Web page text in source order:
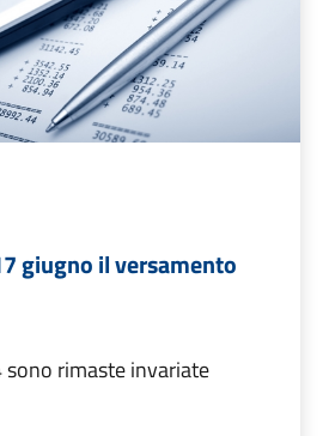
giugno il versamento
rimaste invariate